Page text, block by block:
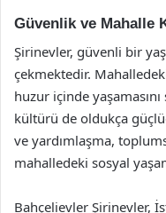
Güvenlik ve Mahalle
Şirinevler, güvenli bir
çekmektedir.
huzur içinde
kültürü de oldukça
ve yardımlaşma,
mahalledeki sosyal
Bahçelievler Şirinevler,